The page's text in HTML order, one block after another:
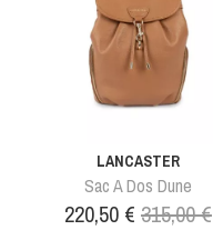
LANCASTER
Sac A Dos Dune
Prix
220,50 € Prix
315,00 €